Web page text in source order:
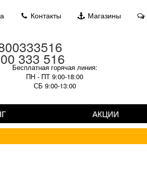
Контакты Магазины
333 516
Бесплатная горячая линия:
ПН - ПТ 9:00-18:00
СБ 9:00-13:00
АКЦИИ